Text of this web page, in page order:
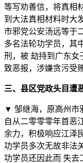
等写劝善信，将真相
到大法真相材料时大
市邪党公安汤远等于
多名法轮功学员，其
刑，被 劫持到广东女
致恶报，涉嫌贪污受
三、县区党政头目遭
▼ 邹继海，原高州市
自从二零零零年首恶
余力，积极响应江泽
功学员多次无故非法
功学员还因此而 失去